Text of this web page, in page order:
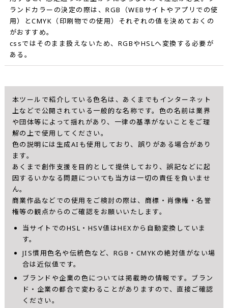
ランドカラーの決定の際は、RGB（WEBサイトやアプリでの使
用）とCMYK（印刷物での使用）それぞれの値を決めておくの
がおすすめ。
cssではそのまま扱えないため、RGBやHSLへ変換する必要が
ある。
本ツールで紹介している色名は、あくまでもインターネット
上などで公開されている一般的な名称です。色の名前は業界
や団体等によって揺れがあり、一律の基準がないことをご理
解の上で使用してください。
色の説明には生成AIも使用しており、誤りがある場合があり
ます。
あくまで創作支援を目的として提供しており、誤記などに起
因するいかなる問題についても当方は一切の責任を負いませ
ん。
商業作品などでの使用をご検討の際は、商標・肖像権・名誉
権等の観点からのご確認をお願いいたします。
当サイトでのHSL・HSV値はHEXから自動変換していま
す。
JIS慣用色名や伝統色など、RGB・CMYKの絶対値がない場
合は近似値です。
ブランドや企業の色については掲載時の情報です。ブラン
ド・企業の都合で変わることがありますので、直接ご確認
ください。